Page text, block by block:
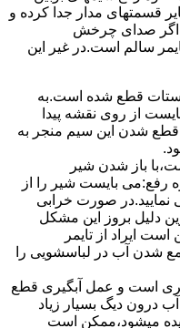
قسمتهای ﻣﺪار ﺟﺪا کرده و
کنید.اﮔﺮ ﺻﺪای ﭼﺮﺧﺶ
ﺳﺎﻟﻢ اﺳﺖ.در ﻏﯿﺮ اﯾﻦ
ﻗﻄﻊ ﺷﺪه اﺳﺖ.به
از روی ﻧﻘﺸﻪ ﭘﯿﺪا
ﺷﺪن اﯾﻦ ﺳﯿﻢ ﻣﻨﺠﺮ ﺑﻪ
ﺑﺎز ﺷﺪن ﺷﯿﺮ
رﻓﻊ:می بایست ﺷﯿﺮ را از
نمایید.در صورت خرابی
دلیل بروز این مشکل
ایراد از تایمر
شدن آب در لباسشویی را
اﺳﺖ و ﻋﻤﻞ آﺑﮕﯿﺮی ﻗﻄﻊ
درون دﯾﮓ ﺑﺴﯿﺎر زﯾﺎد
میشود،ممکن است